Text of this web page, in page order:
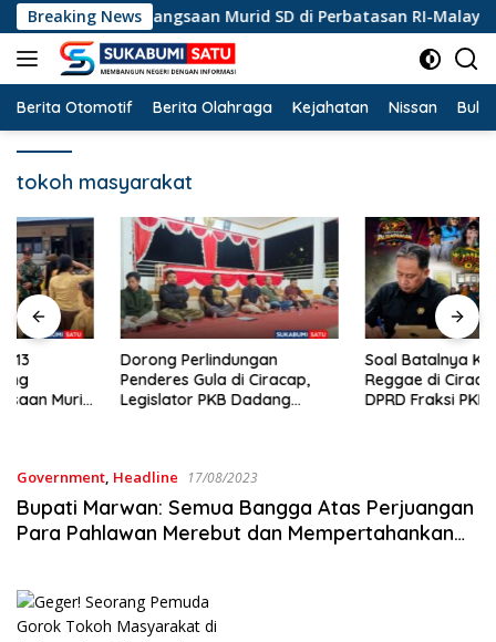
Langsung
ke
konten
Breaking News
Kebangsaan Murid SD di Perbatasan RI-Malaysia
Berita Otomotif Berita Olahraga Kejahatan Nissan
tokoh masyarakat
Dorong Perlindungan
Penderes Gula di Ciracap,
Legislator PKB Dadang
Soal Batalnya Konser
Reggae di Ciracap, Anggota
DPRD Fraksi PKB Dukung
Government, Headline 17/08/2023
Bupati Marwan: Semua Bangga Atas Perjuangan
Para Pahlawan Merebut dan Mempertahankan